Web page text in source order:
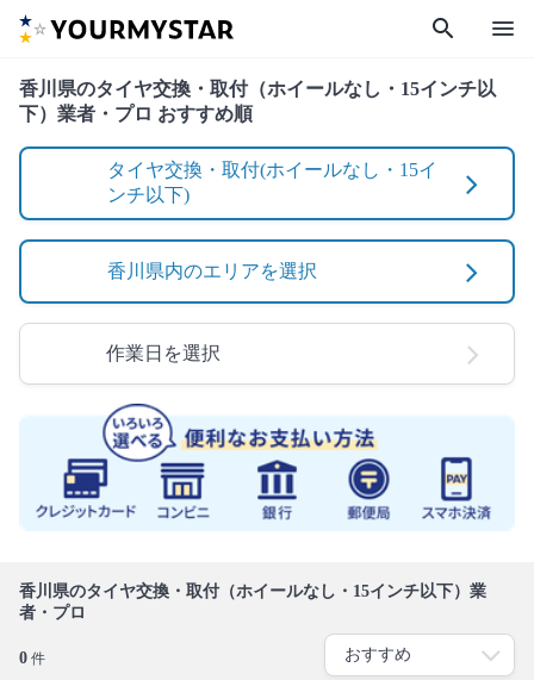
search menu
香川県のタイヤ交換・取付（ホイールなし・15インチ以
下）業者・プロ おすすめ順
タイヤ交換・取付(ホイールなし・15イ
ンチ以下)
香川県内のエリアを選択
作業日を選択
香川県のタイヤ交換・取付（ホイールなし・15インチ以下）業
者・プロ
0 件